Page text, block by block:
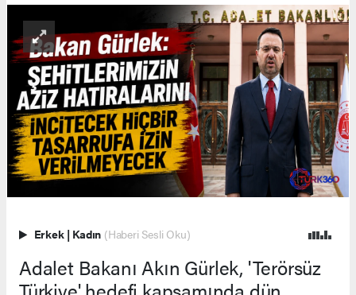
Erkek | Kadın (Haberi Sesli Oku)
Adalet Bakanı Akın Gürlek, 'Terörsüz